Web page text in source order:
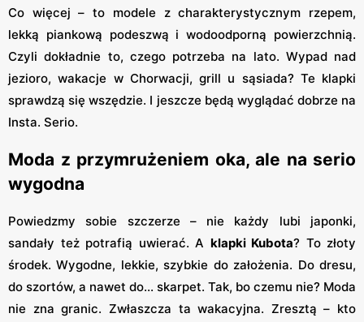
Co więcej – to modele z charakterystycznym rzepem,
lekką piankową podeszwą i wodoodporną powierzchnią.
Czyli dokładnie to, czego potrzeba na lato. Wypad nad
jezioro, wakacje w Chorwacji, grill u sąsiada? Te klapki
sprawdzą się wszędzie. I jeszcze będą wyglądać dobrze na
Insta. Serio.
Moda z przymrużeniem oka, ale na serio
wygodna
Powiedzmy sobie szczerze – nie każdy lubi japonki,
sandały też potrafią uwierać. A klapki Kubota? To złoty
środek. Wygodne, lekkie, szybkie do założenia. Do dresu,
do szortów, a nawet do... skarpet. Tak, bo czemu nie? Moda
nie zna granic. Zwłaszcza ta wakacyjna. Zresztą – kto